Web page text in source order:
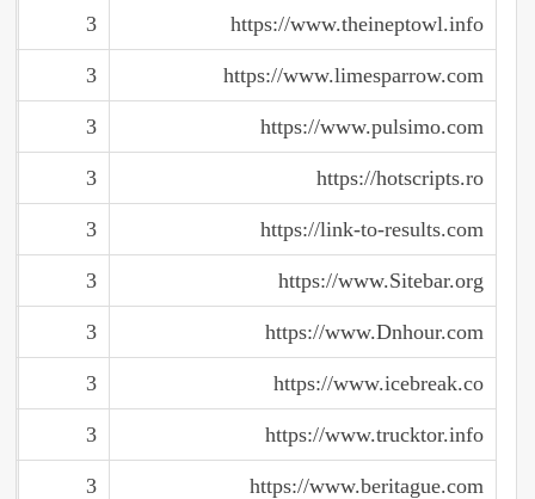
https://www.theineptowl.info
3
https://www.limesparrow.com
3
https://www.pulsimo.com
3
https://hotscripts.ro
3
https://link-to-results.com
3
https://www.Sitebar.org
3
https://www.Dnhour.com
3
https://www.icebreak.co
3
https://www.trucktor.info
3
https://www.beritague.com
3